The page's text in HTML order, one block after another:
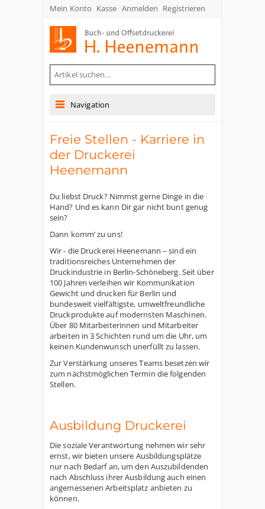
Mein Konto Kasse Anmelden Registrieren
Navigation
Freie Stellen - Karriere in
der Druckerei
Heenemann
Du liebst Druck? Nimmst gerne Dinge in die
Hand? Und es kann Dir gar nicht bunt genug
sein?
Dann komm‘ zu uns!
Wir - die Druckerei Heenemann – sind ein
traditionsreiches Unternehmen der
Druckindustrie in Berlin-Schöneberg. Seit über
100 Jahren verleihen wir Kommunikation
Gewicht und drucken für Berlin und
bundesweit vielfältigste, umweltfreundliche
Druckprodukte auf modernsten Maschinen.
Über 80 Mitarbeiterinnen und Mitarbeiter
arbeiten in 3 Schichten rund um die Uhr, um
keinen Kundenwunsch unerfüllt zu lassen.
Zur Verstärkung unseres Teams besetzen wir
zum nächstmöglichen Termin die folgenden
Stellen.
Ausbildung Druckerei
Die soziale Verantwortung nehmen wir sehr
ernst, wir bieten unsere Ausbildungsplätze
nur nach Bedarf an, um den Auszubildenden
nach Abschluss ihrer Ausbildung auch einen
angemessenen Arbeitsplatz anbieten zu
können.